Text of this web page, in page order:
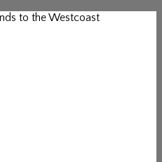
to the Westcoast